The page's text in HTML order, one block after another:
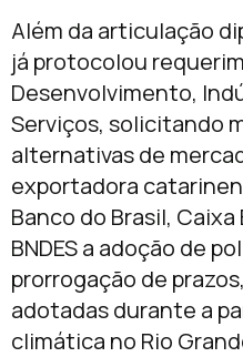
Além da articulação
já protocolou
Desenvolvimento,
Serviços, solicitando
alternativas de
exportadora
Banco do Brasil,
BNDES a adoção de
prorrogação de
adotadas durante a
climática no Rio